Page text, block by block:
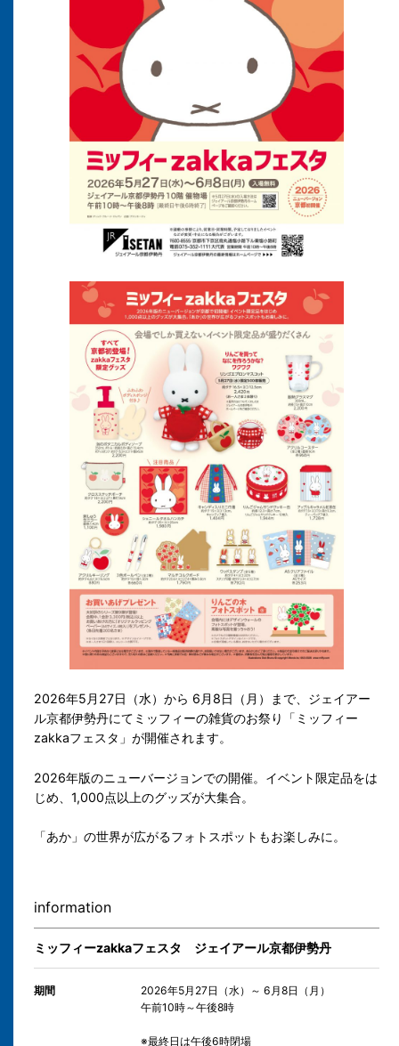
2026年5月27日（水）から 6月8日（月）まで、ジェイアー
ル京都伊勢丹にてミッフィーの雑貨のお祭り「ミッフィー
zakkaフェスタ」が開催されます。
2026年版のニューバージョンでの開催。イベント限定品をは
じめ、1,000点以上のグッズが大集合。
「あか」の世界が広がるフォトスポットもお楽しみに。
information
ミッフィーzakkaフェスタ ジェイアール京都伊勢丹
期間
2026年5月27日（水）～ 6月8日（月）
午前10時～午後8時
※最終日は午後6時閉場